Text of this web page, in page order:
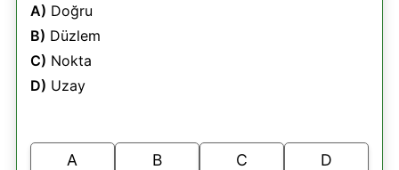
A) Doğru
B) Düzlem
C) Nokta
D) Uzay
A B C D